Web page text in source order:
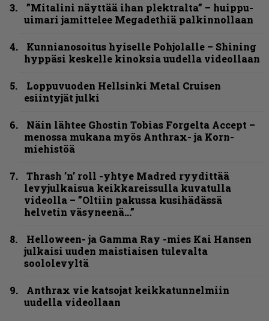
”Mitalini näyttää ihan plektralta” – huippu-
uimari jamittelee Megadethiä palkinnollaan
Kunnianosoitus hyiselle Pohjolalle – Shining
hyppäsi keskelle kinoksia uudella videollaan
Loppuvuoden Hellsinki Metal Cruisen
esiintyjät julki
Näin lähtee Ghostin Tobias Forgelta Accept –
menossa mukana myös Anthrax- ja Korn-
miehistöä
Thrash ’n’ roll -yhtye Madred ryydittää
levyjulkaisua keikkareissulla kuvatulla
videolla – ”Oltiin pakussa kusihädässä
helvetin väsyneenä…”
Helloween- ja Gamma Ray -mies Kai Hansen
julkaisi uuden maistiaisen tulevalta
soololevyltä
Anthrax vie katsojat keikkatunnelmiin
uudella videollaan